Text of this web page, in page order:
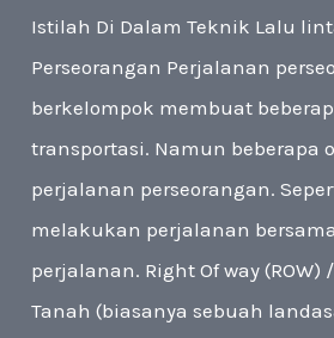
Istilah Di Dalam Teknik Lalu
Perseorangan Perjalanan
berkelompok membuat
transportasi. Namun beberapa
perjalanan perseorangan.
melakukan perjalanan
perjalanan. Right Of way (ROW)
Tanah (biasanya sebuah